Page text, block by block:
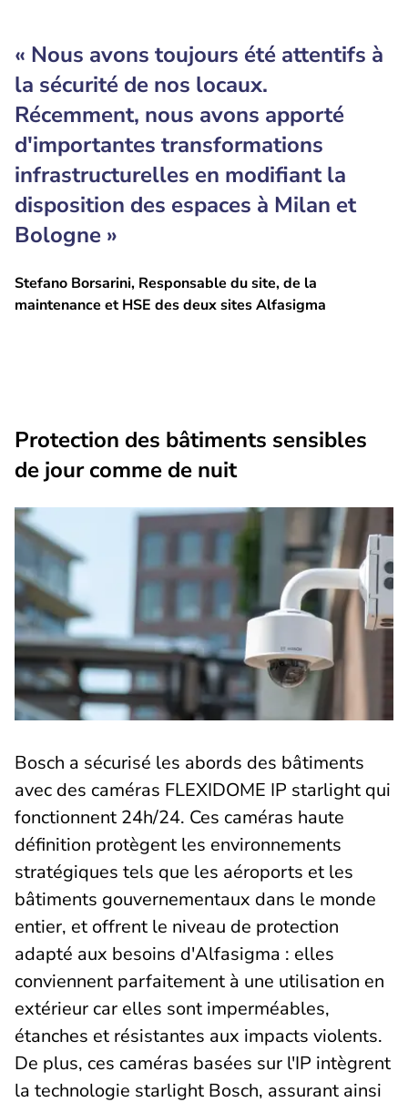
« Nous avons toujours été attentifs à
la sécurité de nos locaux.
Récemment, nous avons apporté
d'importantes transformations
infrastructurelles en modifiant la
disposition des espaces à Milan et
Bologne »
Stefano Borsarini, Responsable du site, de la
maintenance et HSE des deux sites Alfasigma
Protection des bâtiments sensibles
de jour comme de nuit
Bosch a sécurisé les abords des bâtiments
avec des caméras FLEXIDOME IP starlight qui
fonctionnent 24h/24. Ces caméras haute
définition protègent les environnements
stratégiques tels que les aéroports et les
bâtiments gouvernementaux dans le monde
entier, et offrent le niveau de protection
adapté aux besoins d'Alfasigma : elles
conviennent parfaitement à une utilisation en
extérieur car elles sont imperméables,
étanches et résistantes aux impacts violents.
De plus, ces caméras basées sur l'IP intègrent
la technologie starlight Bosch, assurant ainsi